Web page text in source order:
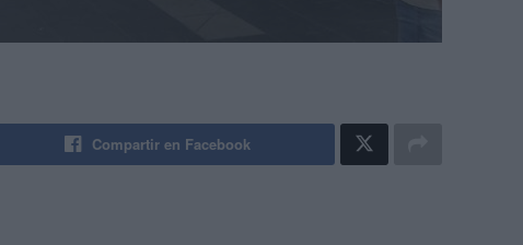
Compartir en Facebook